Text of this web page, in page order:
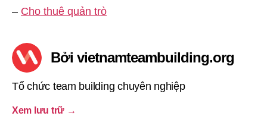
– Cho thuê quản trò
Bởi vietnamteambuilding.org
Tổ chức team building chuyên nghiệp
Xem lưu trữ →